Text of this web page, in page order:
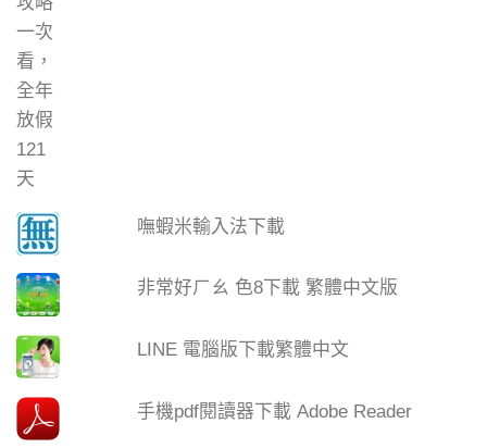
嘸蝦米輸入法下載
非常好ㄏㄠ 色8下載 繁體中文版
LINE 電腦版下載繁體中文
手機pdf閱讀器下載 Adobe Reader